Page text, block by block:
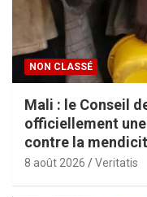
NON CLASSÉ
Mali : le Conseil
officiellement
contre la
8 août 2026 Veritatis